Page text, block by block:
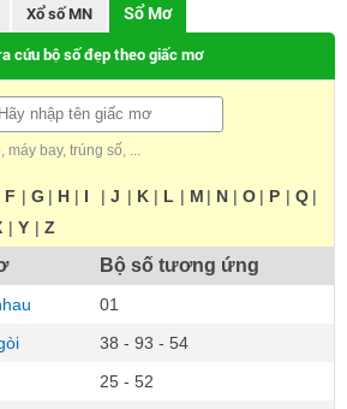
Xổ số MN Sổ Mơ
cứu bộ số đẹp theo giấc mơ
máy bay, trúng số, ...
F | G | H | I | J | K | L | M | N | O | P | Q |
| Y | Z
Bộ số tương ứng
01
38 - 93 - 54
25 - 52